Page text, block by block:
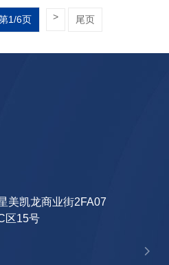
1/6页 > 尾页
美凯龙商业街2FA07
区15号